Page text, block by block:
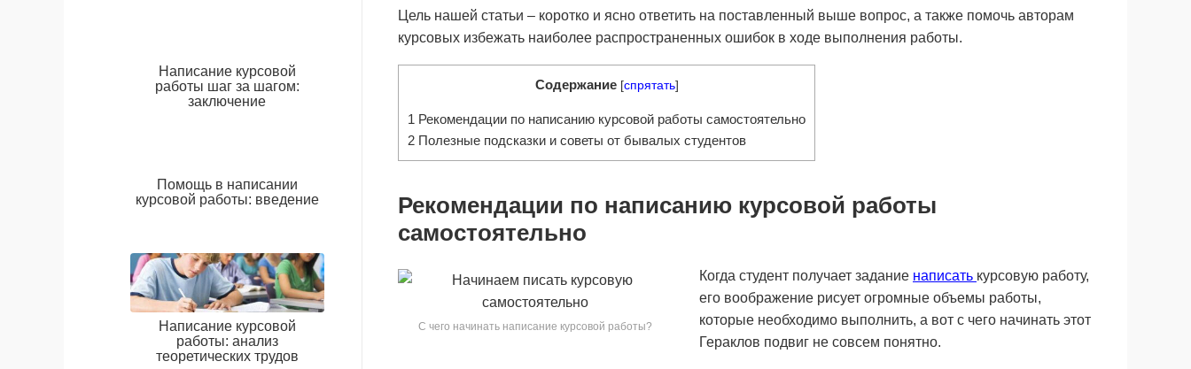
Цель нашей статьи – коротко и ясно ответить на поставленный выше вопрос, а также помочь авторам
курсовых избежать наиболее распространенных ошибок в ходе выполнения работы.
Содержание [спрятать]
1 Рекомендации по написанию курсовой работы самостоятельно
2 Полезные подсказки и советы от бывалых студентов
Рекомендации по написанию курсовой работы
самостоятельно
С чего начинать написание курсовой работы?
Когда студент получает задание написать курсовую работу,
его воображение рисует огромные объемы работы,
которые необходимо выполнить, а вот с чего начинать этот
Гераклов подвиг не совсем понятно.
Написание курсовой
работы шаг за шагом:
заключение
Помощь в написании
курсовой работы: введение
Написание курсовой
работы: анализ
теоретических трудов